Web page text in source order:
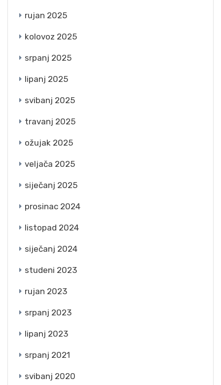
rujan 2025
kolovoz 2025
srpanj 2025
lipanj 2025
svibanj 2025
travanj 2025
ožujak 2025
veljača 2025
siječanj 2025
prosinac 2024
listopad 2024
siječanj 2024
studeni 2023
rujan 2023
srpanj 2023
lipanj 2023
srpanj 2021
svibanj 2020